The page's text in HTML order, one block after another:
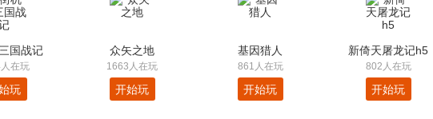
国战记
在玩
玩
众矢之地
1663人在玩
开始玩
基因猎人
861人在玩
开始玩
新倚天屠龙记h5
802人在玩
开始玩